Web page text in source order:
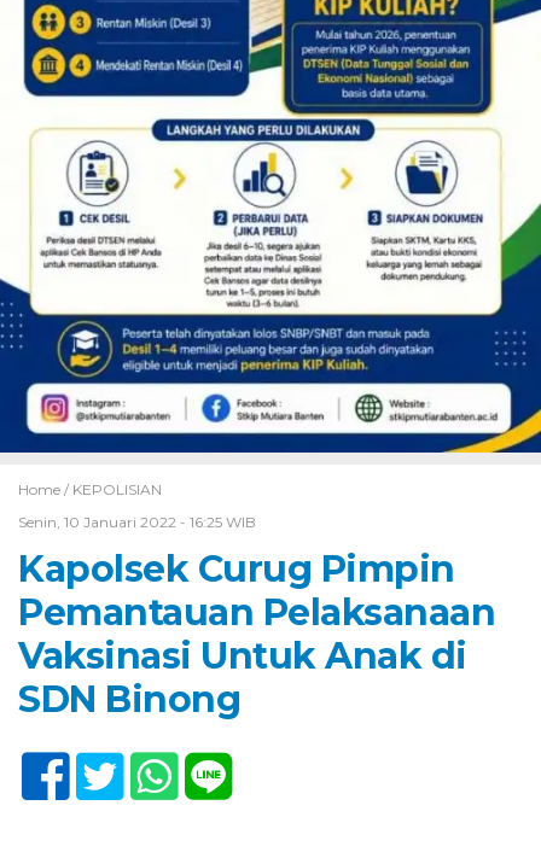
Home / KEPOLISIAN
Senin, 10 Januari 2022 - 16:25 WIB
Kapolsek Curug Pimpin
Pemantauan Pelaksanaan
Vaksinasi Untuk Anak di
SDN Binong